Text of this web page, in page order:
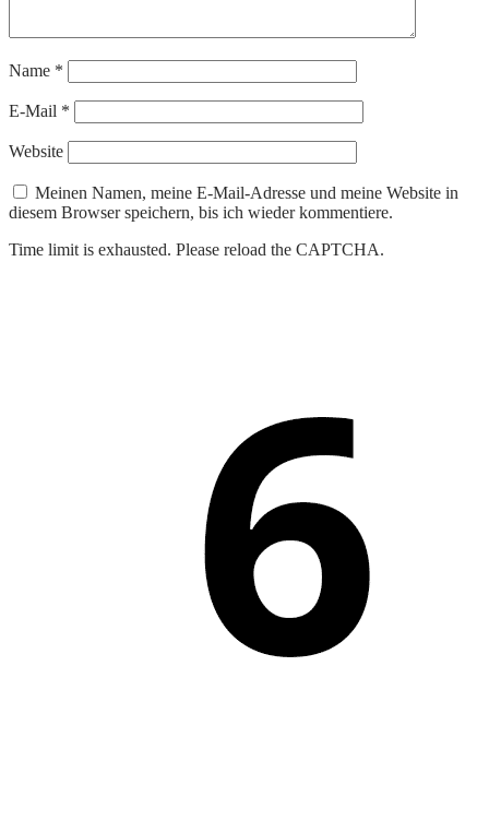
Name *
E-Mail *
Website
Meinen Namen, meine E-Mail-Adresse und meine Website in
diesem Browser speichern, bis ich wieder kommentiere.
Time limit is exhausted. Please reload the CAPTCHA.